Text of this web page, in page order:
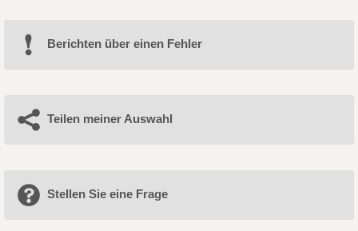
Berichten über einen Fehler
Teilen meiner Auswahl
Stellen Sie eine Frage